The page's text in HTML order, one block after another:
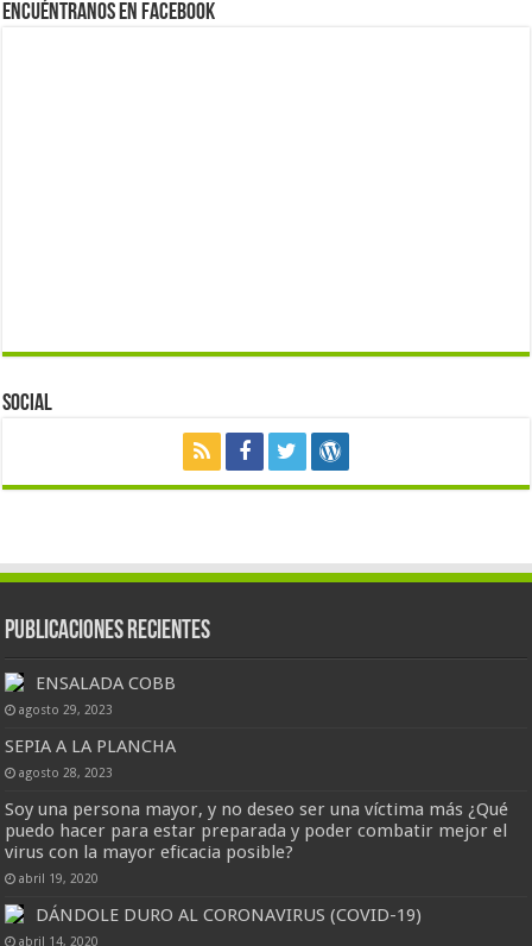
Encuéntranos en Facebook
Social
Publicaciones Recientes
ENSALADA COBB
agosto 29, 2023
SEPIA A LA PLANCHA
agosto 28, 2023
Soy una persona mayor, y no deseo ser una víctima más ¿Qué
puedo hacer para estar preparada y poder combatir mejor el
virus con la mayor eficacia posible?
abril 19, 2020
DÁNDOLE DURO AL CORONAVIRUS (COVID-19)
abril 14, 2020